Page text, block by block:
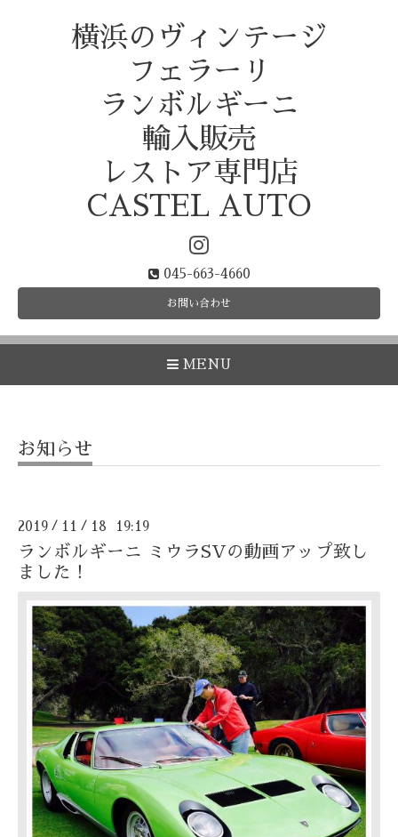
横浜のヴィンテージ
フェラーリ
ランボルギーニ
輸入販売
レストア専門店
CASTEL AUTO
045-663-4660
お問い合わせ
MENU
お知らせ
2019 / 11 / 18 19:19
ランボルギーニ ミウラSVの動画アップ致し
ました！